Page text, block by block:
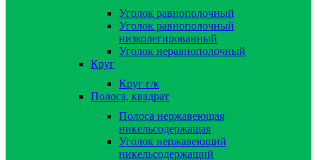
Уголок равнополочный
Уголок равнополочный
низколегированный
Уголок неравнополочный
Круг
Круг г/к
Полоса, квадрат
Полоса нержавеющая
никельсодержащая
Уголок нержавеющий
никельсодержащий